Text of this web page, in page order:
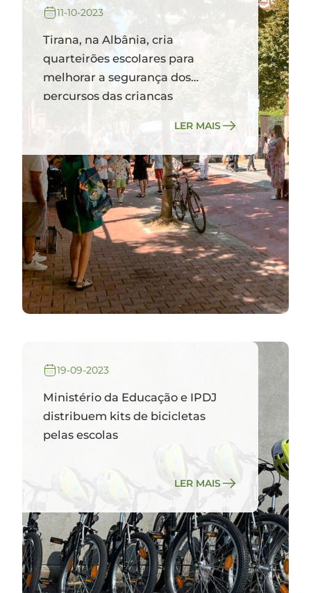
11-10-2023
Tirana, na Albânia, cria
quarteirões escolares para
melhorar a segurança dos
percursos das crianças
LER MAIS
19-09-2023
Ministério da Educação e IPDJ
distribuem kits de bicicletas
pelas escolas
LER MAIS